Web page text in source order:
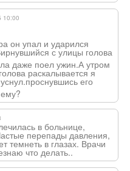
10:00
он упал и ударился
ийся с улицы голова
даже поел ужин.А утром
раскалывается я
сь его
в больнице,
перепады давления,
темнеть в глазах. Врачи
что делать..